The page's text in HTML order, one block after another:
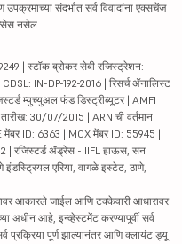
संदर्भात सर्व विवादांना एक्सचेंज
नसेल.
| स्टॉक ब्रोकर सेबी रजिस्ट्रेशन:
IN-DP-192-2016 | रिसर्च ॲनालिस्ट
म्युच्युअल फंड डिस्ट्रीब्यूटर | AMFI
30/07/2015 | ARN ची वर्तमान
ID: 6363 | MCX मेंबर ID: 55945 |
| रजिस्टर्ड ॲड्रेस - IIFL हाऊस, सन
इंडस्ट्रियल एरिया, वागळे इस्टेट, ठाणे,
आकारले जाईल आणि टक्केवारी आधारावर
अधीन आहे, इन्व्हेस्टमेंट करण्यापूर्वी सर्व
प्रक्रिया पूर्ण झाल्यानंतर आणि क्लायंट ड्यू